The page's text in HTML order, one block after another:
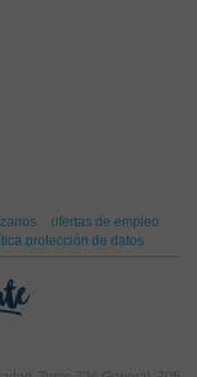
ofertas de empleo
protección de datos